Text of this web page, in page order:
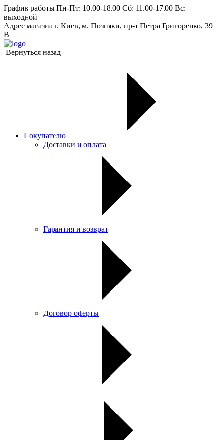
График работы Пн-Пт: 10.00-18.00 Сб: 11.00-17.00 Вс:
выходной
Адрес магазиа г. Киев, м. Позняки, пр-т Петра Григоренко, 39
В
Вернуться назад
Покупателю
Доставки и оплата
Гарантия и возврат
Договор оферты